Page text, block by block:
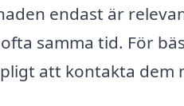
endast är
samma tid. För
att kontakta dem